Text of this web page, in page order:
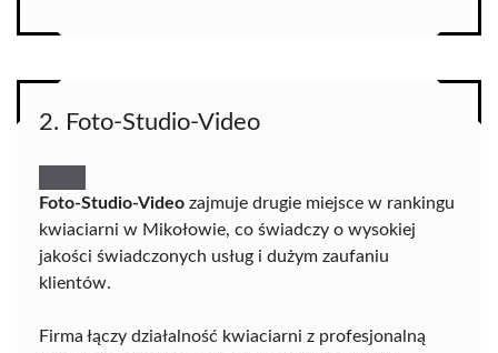
2. Foto-Studio-Video
Foto-Studio-Video zajmuje drugie miejsce w rankingu
kwiaciarni w Mikołowie, co świadczy o wysokiej
jakości świadczonych usług i dużym zaufaniu
klientów.
Firma łączy działalność kwiaciarni z profesjonalną